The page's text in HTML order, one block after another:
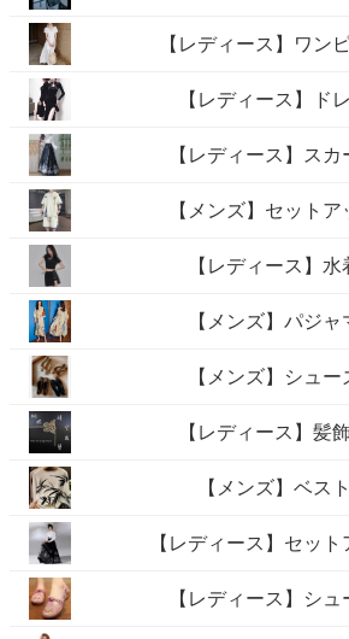
【レディース】ワン
【レディース】ド
【レディース】スカ
【メンズ】セットア
【レディース】水
【メンズ】パジャ
【メンズ】シュー
【レディース】髪
【メンズ】ベスト
【レディース】セット
【レディース】シュ